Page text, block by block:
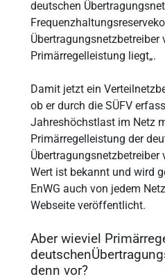
deutschen
Übertragungsnetzbetreiber
Primärregelleistung liegt„.
Damit jetzt ein
ob er durch die SÜFV
Jahreshöchstlast im Netz
Primärregelleistung der
Übertragungsnetzbetreiber
Wert ist bekannt und wird
EnWG auch von jedem
Webseite veröffentlicht.
Aber wieviel
denn vor?